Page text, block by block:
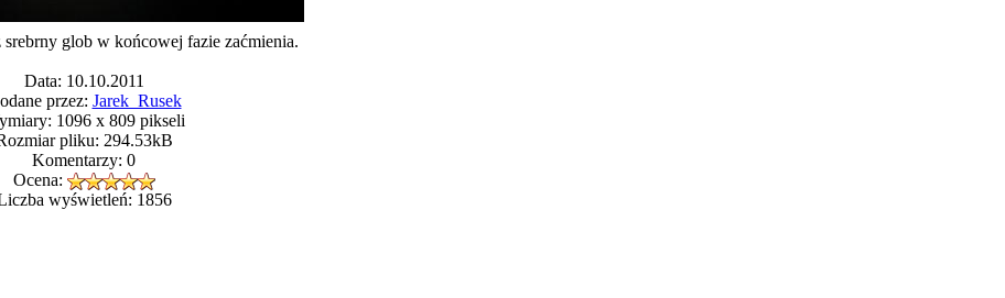
srebrny glob w końcowej fazie zaćmienia.
Data: 10.10.2011
przez: Jarek_Rusek
1096 x 809 pikseli
pliku: 294.53kB
Komentarzy: 0
Ocena:
wyświetleń: 1856